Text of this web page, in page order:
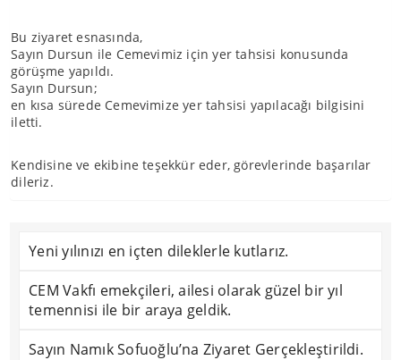
Bu ziyaret esnasında,
Sayın Dursun ile Cemevimiz için yer tahsisi konusunda
görüşme yapıldı.
Sayın Dursun;
en kısa sürede Cemevimize yer tahsisi yapılacağı bilgisini
iletti.
Kendisine ve ekibine teşekkür eder, görevlerinde başarılar
dileriz.
Yeni yılınızı en içten dileklerle kutlarız.
CEM Vakfı emekçileri, ailesi olarak güzel bir yıl
temennisi ile bir araya geldik.
Sayın Namık Sofuoğlu’na Ziyaret Gerçekleştirildi.